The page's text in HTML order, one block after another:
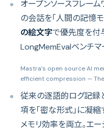
オープンソースフレー
の会話を「人間の記憶
の絵文字で優先度を付
LongMemEvalベンチ
Mastra’s open source AI
efficient compression —
従来の逐語的ログ記録
項を「密な形式」に凝
メモリ効率を両立。エ